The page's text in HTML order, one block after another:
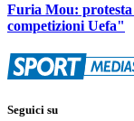
Furia Mou: protesta
competizioni Uefa"
Seguici su